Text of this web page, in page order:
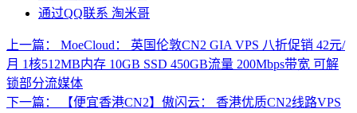
通过QQ联系 淘米哥
上一篇：
MoeCloud： 英国伦敦CN2 GIA VPS 八折促销 42元/
月 1核512MB内存 10GB SSD 450GB流量 200Mbps带宽 可解
锁部分流媒体
下一篇：
【便宜香港CN2】傲闪云： 香港优质CN2线路VPS